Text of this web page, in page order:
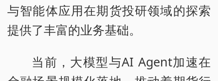
与智能体应用在期货投研领域的探索
提供了丰富的业务基础。
当前，大模型与AI Agent加速在